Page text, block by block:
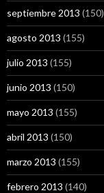
septiembre 2013 (150)
agosto 2013 (155)
julio 2013 (155)
junio 2013 (150)
mayo 2013 (155)
abril 2013 (150)
marzo 2013 (155)
febrero 2013 (140)